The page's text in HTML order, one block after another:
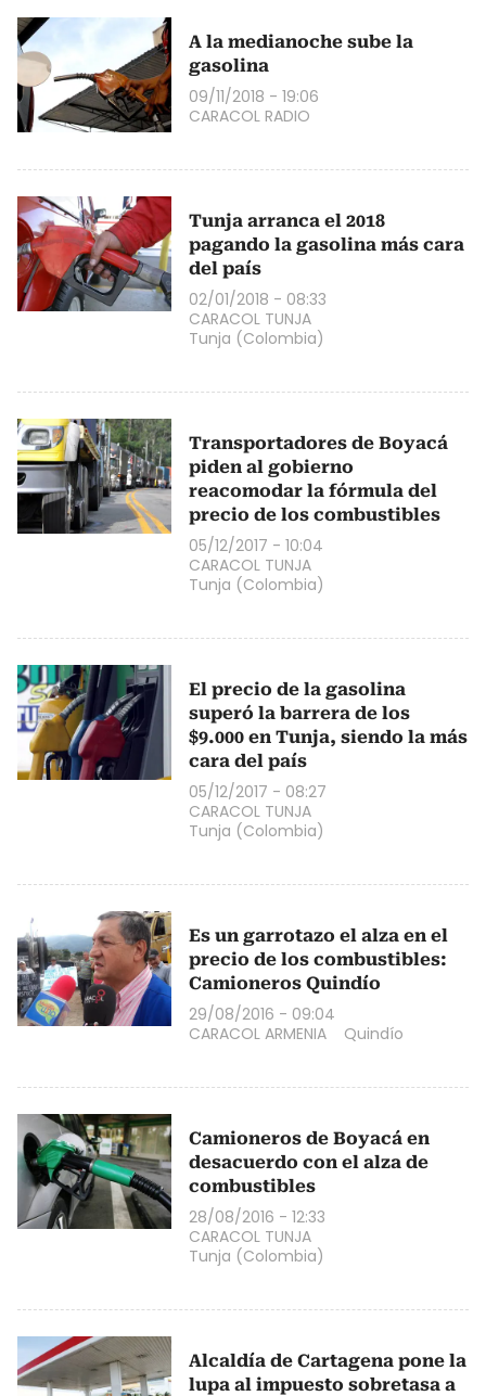
A la medianoche sube la
gasolina
09/11/2018 - 19:06
CARACOL RADIO
Tunja arranca el 2018
pagando la gasolina más cara
del país
02/01/2018 - 08:33
CARACOL TUNJA
Tunja (Colombia)
Transportadores de Boyacá
piden al gobierno
reacomodar la fórmula del
precio de los combustibles
05/12/2017 - 10:04
CARACOL TUNJA
Tunja (Colombia)
El precio de la gasolina
superó la barrera de los
$9.000 en Tunja, siendo la más
cara del país
05/12/2017 - 08:27
CARACOL TUNJA
Tunja (Colombia)
Es un garrotazo el alza en el
precio de los combustibles:
Camioneros Quindío
29/08/2016 - 09:04
CARACOL ARMENIA
Quindío
Camioneros de Boyacá en
desacuerdo con el alza de
combustibles
28/08/2016 - 12:33
CARACOL TUNJA
Tunja (Colombia)
Alcaldía de Cartagena pone la
lupa al impuesto sobretasa a